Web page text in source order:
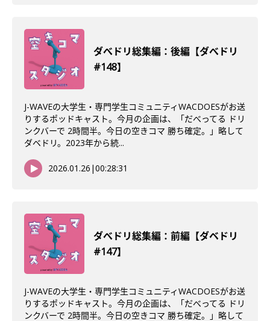
ダべドリ総集編：後編【ダべドリ
#148】
J-WAVEの大学生・専門学生コミュニティWACDOESがお送
りするポッドキャスト。今月の企画は、「だべってる ドリ
ンクバーで 2時間半。今日の空きコマ 勝ち確定。」略して
ダベドリ。2023年から続...
2026.01.26 |00:28:31
ダべドリ総集編：前編【ダベドリ
#147】
J-WAVEの大学生・専門学生コミュニティWACDOESがお送
りするポッドキャスト。今月の企画は、「だべってる ドリ
ンクバーで 2時間半。今日の空きコマ 勝ち確定。」略して